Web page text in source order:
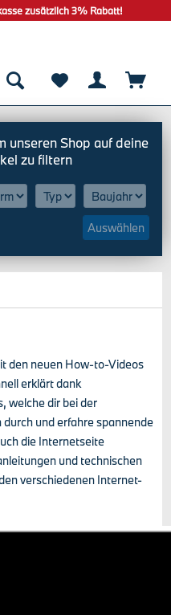
zusätzlich 3% Rabatt!
Auswählen
den neuen How-to-Videos
erklärt dank
welche dir bei der
und erfahre spannende
die Internetseite
und technischen
verschiedenen Internet-